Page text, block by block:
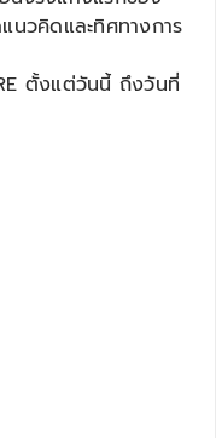
นวคิดและทิศทางการ
ตั้งแต่วันนี้ ถึงวันที่